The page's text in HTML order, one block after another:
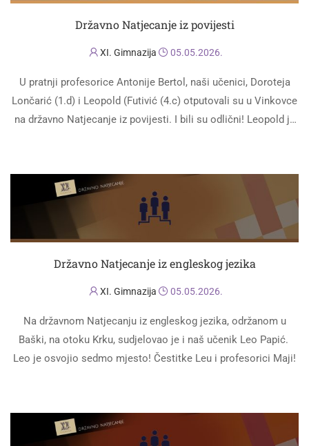
Državno Natjecanje iz povijesti
XI. Gimnazija 05.05.2026.
U pratnji profesorice Antonije Bertol, naši učenici, Doroteja
Lončarić (1.d) i Leopold (Futivić (4.c) otputovali su u Vinkovce
na državno Natjecanje iz povijesti. I bili su odlični! Leopold je
Državno Natjecanje iz engleskog jezika
XI. Gimnazija 05.05.2026.
Na državnom Natjecanju iz engleskog jezika, održanom u
Baški, na otoku Krku, sudjelovao je i naš učenik Leo Papić.
Leo je osvojio sedmo mjesto! Čestitke Leu i profesorici Maji!